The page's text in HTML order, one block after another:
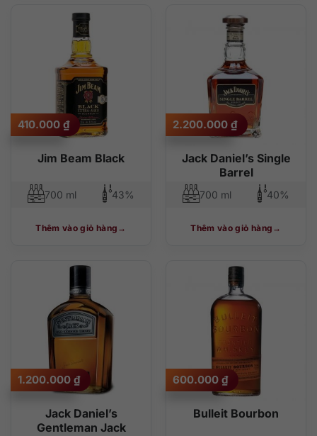
Jim Beam Black
410.000 ₫
700 ml 43%
Thêm vào giỏ hàng
Jack Daniel’s Single
Barrel
2.200.000 ₫
700 ml 40%
Thêm vào giỏ hàng
Jack Daniel’s
Gentleman Jack
1.200.000 ₫
Bulleit Bourbon
600.000 ₫